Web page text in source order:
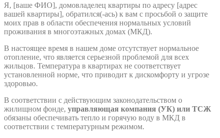
Я, [ваше ФИО], домовладелец квартиры по адресу [адрес
вашей квартиры], обратился(-ась) к вам с просьбой о защите
моих прав в области обеспечения нормальных условий
проживания в многоэтажных домах (МКД).
В настоящее время в нашем доме отсутствует нормальное
отопление, что является серьезной проблемой для всех
жильцов. Температура в квартирах не соответствует
установленной норме, что приводит к дискомфорту и угрозе
здоровью.
В соответствии с действующим законодательством о
жилищном фонде, управляющая компания (УК) или ТСЖ
обязаны обеспечивать тепло и горячую воду в МКД в
соответствии с температурным режимом.